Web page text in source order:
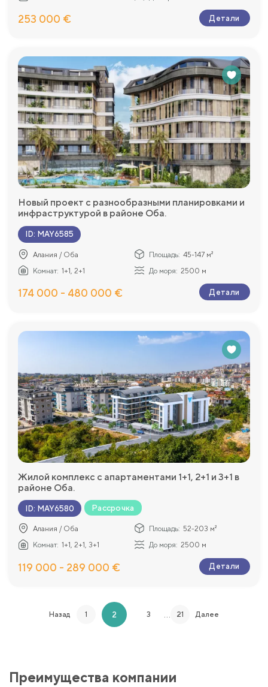
253 000 € Детали
Новый проект с разнообразными планировками и
инфраструктурой в районе Оба.
ID: MAY6585
Алания / Оба Площадь: 45-147 м²
Комнат: 1+1, 2+1 До моря: 2500 м
174 000 - 480 000 € Детали
Жилой комплекс с апартаментами 1+1, 2+1 и 3+1 в
районе Оба.
ID: MAY6580 Рассрочка
Алания / Оба Площадь: 52-203 м²
Комнат: 1+1, 2+1, 3+1 До моря: 2500 м
119 000 - 289 000 € Детали
Назад 1 2 3 … 21 Далее
Преимущества компании